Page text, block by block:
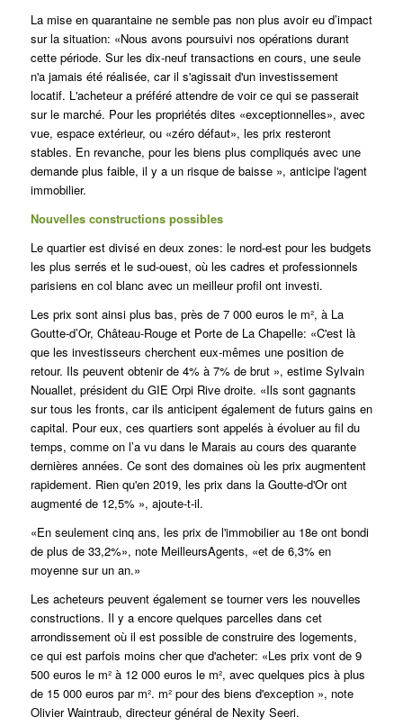
La mise en quarantaine ne semble pas non plus avoir eu d’impact
sur la situation: «Nous avons poursuivi nos opérations durant
cette période. Sur les dix-neuf transactions en cours, une seule
n'a jamais été réalisée, car il s'agissait d'un investissement
locatif. L'acheteur a préféré attendre de voir ce qui se passerait
sur le marché. Pour les propriétés dites «exceptionnelles», avec
vue, espace extérieur, ou «zéro défaut», les prix resteront
stables. En revanche, pour les biens plus compliqués avec une
demande plus faible, il y a un risque de baisse », anticipe l'agent
immobilier.
Nouvelles constructions possibles
Le quartier est divisé en deux zones: le nord-est pour les budgets
les plus serrés et le sud-ouest, où les cadres et professionnels
parisiens en col blanc avec un meilleur profil ont investi.
Les prix sont ainsi plus bas, près de 7 000 euros le m², à La
Goutte-d’Or, Château-Rouge et Porte de La Chapelle: «C'est là
que les investisseurs cherchent eux-mêmes une position de
retour. Ils peuvent obtenir de 4% à 7% de brut », estime Sylvain
Nouallet, président du GIE Orpi Rive droite. «Ils sont gagnants
sur tous les fronts, car ils anticipent également de futurs gains en
capital. Pour eux, ces quartiers sont appelés à évoluer au fil du
temps, comme on l’a vu dans le Marais au cours des quarante
dernières années. Ce sont des domaines où les prix augmentent
rapidement. Rien qu'en 2019, les prix dans la Goutte-d'Or ont
augmenté de 12,5% », ajoute-t-il.
«En seulement cinq ans, les prix de l'immobilier au 18e ont bondi
de plus de 33,2%», note MeilleursAgents, «et de 6,3% en
moyenne sur un an.»
Les acheteurs peuvent également se tourner vers les nouvelles
constructions. Il y a encore quelques parcelles dans cet
arrondissement où il est possible de construire des logements,
ce qui est parfois moins cher que d'acheter: «Les prix vont de 9
500 euros le m² à 12 000 euros le m², avec quelques pics à plus
de 15 000 euros par m². m² pour des biens d'exception », note
Olivier Waintraub, directeur général de Nexity Seeri.